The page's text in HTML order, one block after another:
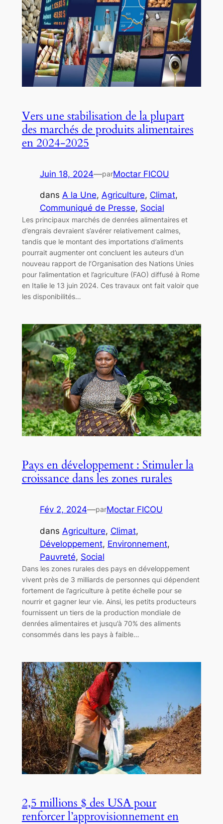
Vers une stabilisation de la plupart
des marchés de produits alimentaires
en 2024-2025
Juin 18, 2024—parMoctar FICOU
dans A la Une, Agriculture, Climat
Communiqué de Presse, Social
Les principaux marchés de denrées alimentaires et
d’engrais devraient s’avérer relativement calmes,
tandis que le montant des importations d’aliments
pourrait augmenter ont concluent les auteurs d’un
nouveau rapport de l’Organisation des Nations Unies
pour l’alimentation et l’agriculture (FAO) diffusé à Rome
en Italie le 13 juin 2024. Ces travaux ont fait valoir que
les disponibilités…
Pays en développement : Stimuler la
croissance dans les zones rurales
Fév 2, 2024—parMoctar FICOU
dans Agriculture, Climat
Développement, Environnement
Pauvreté, Social
Dans les zones rurales des pays en développement
vivent près de 3 milliards de personnes qui dépendent
fortement de l’agriculture à petite échelle pour se
nourrir et gagner leur vie. Ainsi, les petits producteurs
fournissent un tiers de la production mondiale de
denrées alimentaires et jusqu’à 70% des aliments
consommés dans les pays à faible…
2,5 millions $ des USA pour
renforcer l’approvisionnement en